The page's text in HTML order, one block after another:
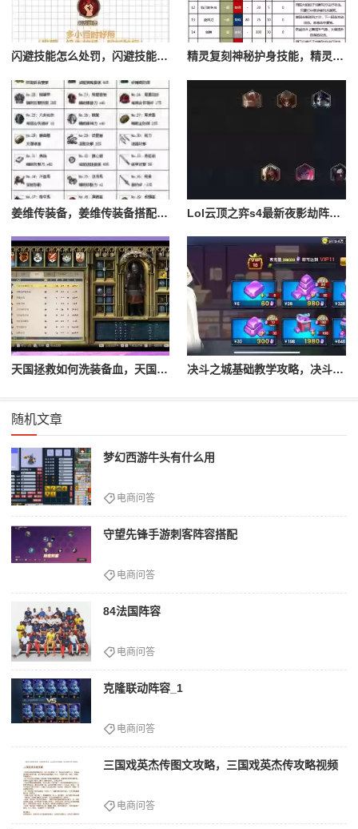
闪避技能怎么处罚，闪避技能怎么处罚队友 精灵复刻神秘护身技能，精灵复刻攻略
姜维传装备，姜维传装备搭配一览表最新 Lol云顶之弈s4最新夜影劫阵容搭配，云顶之奕夜影劫阵容
天国拯救如何洗装备血，天国拯救怎么洗衣服 决斗之城基础教学攻略，决斗之城教学攻略2111
随机文章
梦幻西游牛头有什么用
电商问答
守望先锋手游刺客阵容搭配
电商问答
84法国阵容
电商问答
克隆联动阵容_1
电商问答
三国戏英杰传图文攻略，三国戏英杰传攻略视频
电商问答